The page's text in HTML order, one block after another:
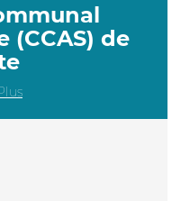
(CCAS) de